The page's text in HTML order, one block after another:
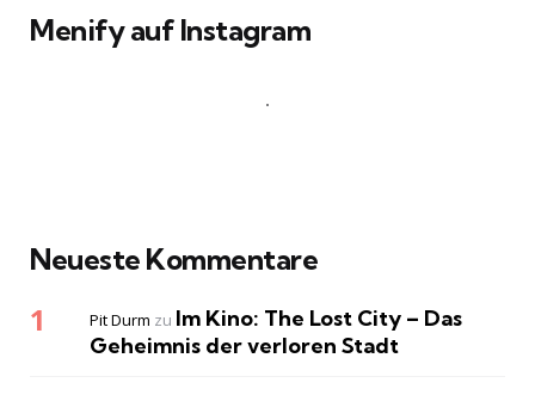
Menify auf Instagram
Neueste Kommentare
Pit Durm zu Im Kino: The Lost City – Das
Geheimnis der verloren Stadt